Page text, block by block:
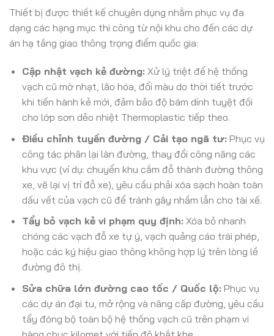
Thiết bị được thiết kế chuyên dụng nhằm phục vụ đa
dạng các hạng mục thi công từ nội khu cho đến các dự
án hạ tầng giao thông trọng điểm quốc gia:
Cập nhật vạch kẻ đường: Xử lý triệt để hệ thống
vạch cũ mờ nhạt, lão hóa, đổi màu do thời tiết trước
khi tiến hành kẻ mới, đảm bảo độ bám dính tuyệt đối
cho lớp sơn dẻo nhiệt Thermoplastic tiếp theo.
Điều chỉnh tuyến đường / Cải tạo ngã tư: Phục vụ
công tác phân lại làn đường, thay đổi công năng các
khu vực (ví dụ: chuyển khu cắm đỗ thành đường thông
xe, vẽ lại vị trí đỗ xe), yêu cầu phải xóa sạch hoàn toàn
dấu vết của vạch cũ để tránh gây nhầm lẫn cho tài xế.
Tẩy bỏ vạch kẻ vi phạm quy định: Xóa bỏ nhanh
chóng các vạch đỗ xe tự ý, vạch quảng cáo trái phép,
hoặc các ký hiệu giao thông không hợp lý trên lòng lề
đường đô thị.
Sửa chữa lớn đường cao tốc / Quốc lộ: Phục vụ
các dự án đại tu, mở rộng và nâng cấp đường, yêu cầu
tẩy đóng bộ toàn bộ hệ thống vạch cũ trên phạm vi